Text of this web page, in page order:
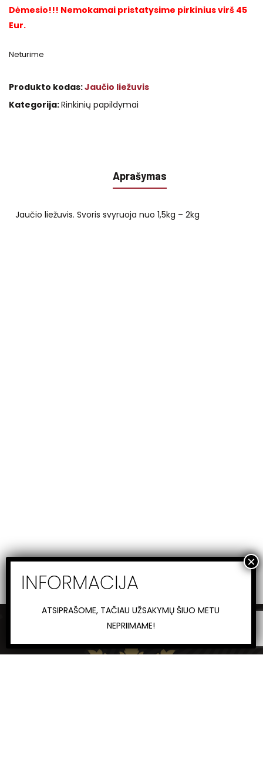
Dėmesio!!! Nemokamai pristatysime pirkinius virš 45
Eur.
Neturime
Produkto kodas:Jaučio liežuvis
Kategorija:Rinkinių papildymai
Aprašymas
Jaučio liežuvis. Svoris svyruoja nuo 1,5kg – 2kg
ATSIPRAŠOME, TAČIAU UŽSAKYMŲ ŠIUO METU
NEPRIIMAME!